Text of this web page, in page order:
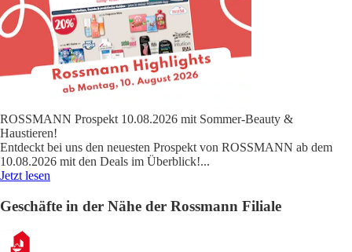
ROSSMANN Prospekt 10.08.2026 mit Sommer-Beauty &
Haustieren!
Entdeckt bei uns den neuesten Prospekt von ROSSMANN ab dem
10.08.2026 mit den Deals im Überblick!...
Jetzt lesen
Geschäfte in der Nähe der Rossmann Filiale